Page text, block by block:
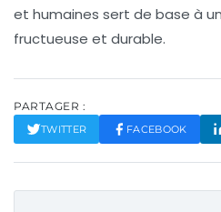
et humaines sert de base à
fructueuse et durable.
PARTAGER :
TWITTER FACEBOOK